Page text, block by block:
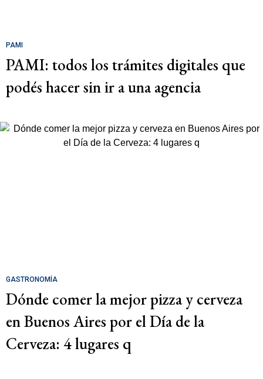
PAMI
PAMI: todos los trámites digitales que
podés hacer sin ir a una agencia
GASTRONOMÍA
Dónde comer la mejor pizza y cerveza
en Buenos Aires por el Día de la
Cerveza: 4 lugares q